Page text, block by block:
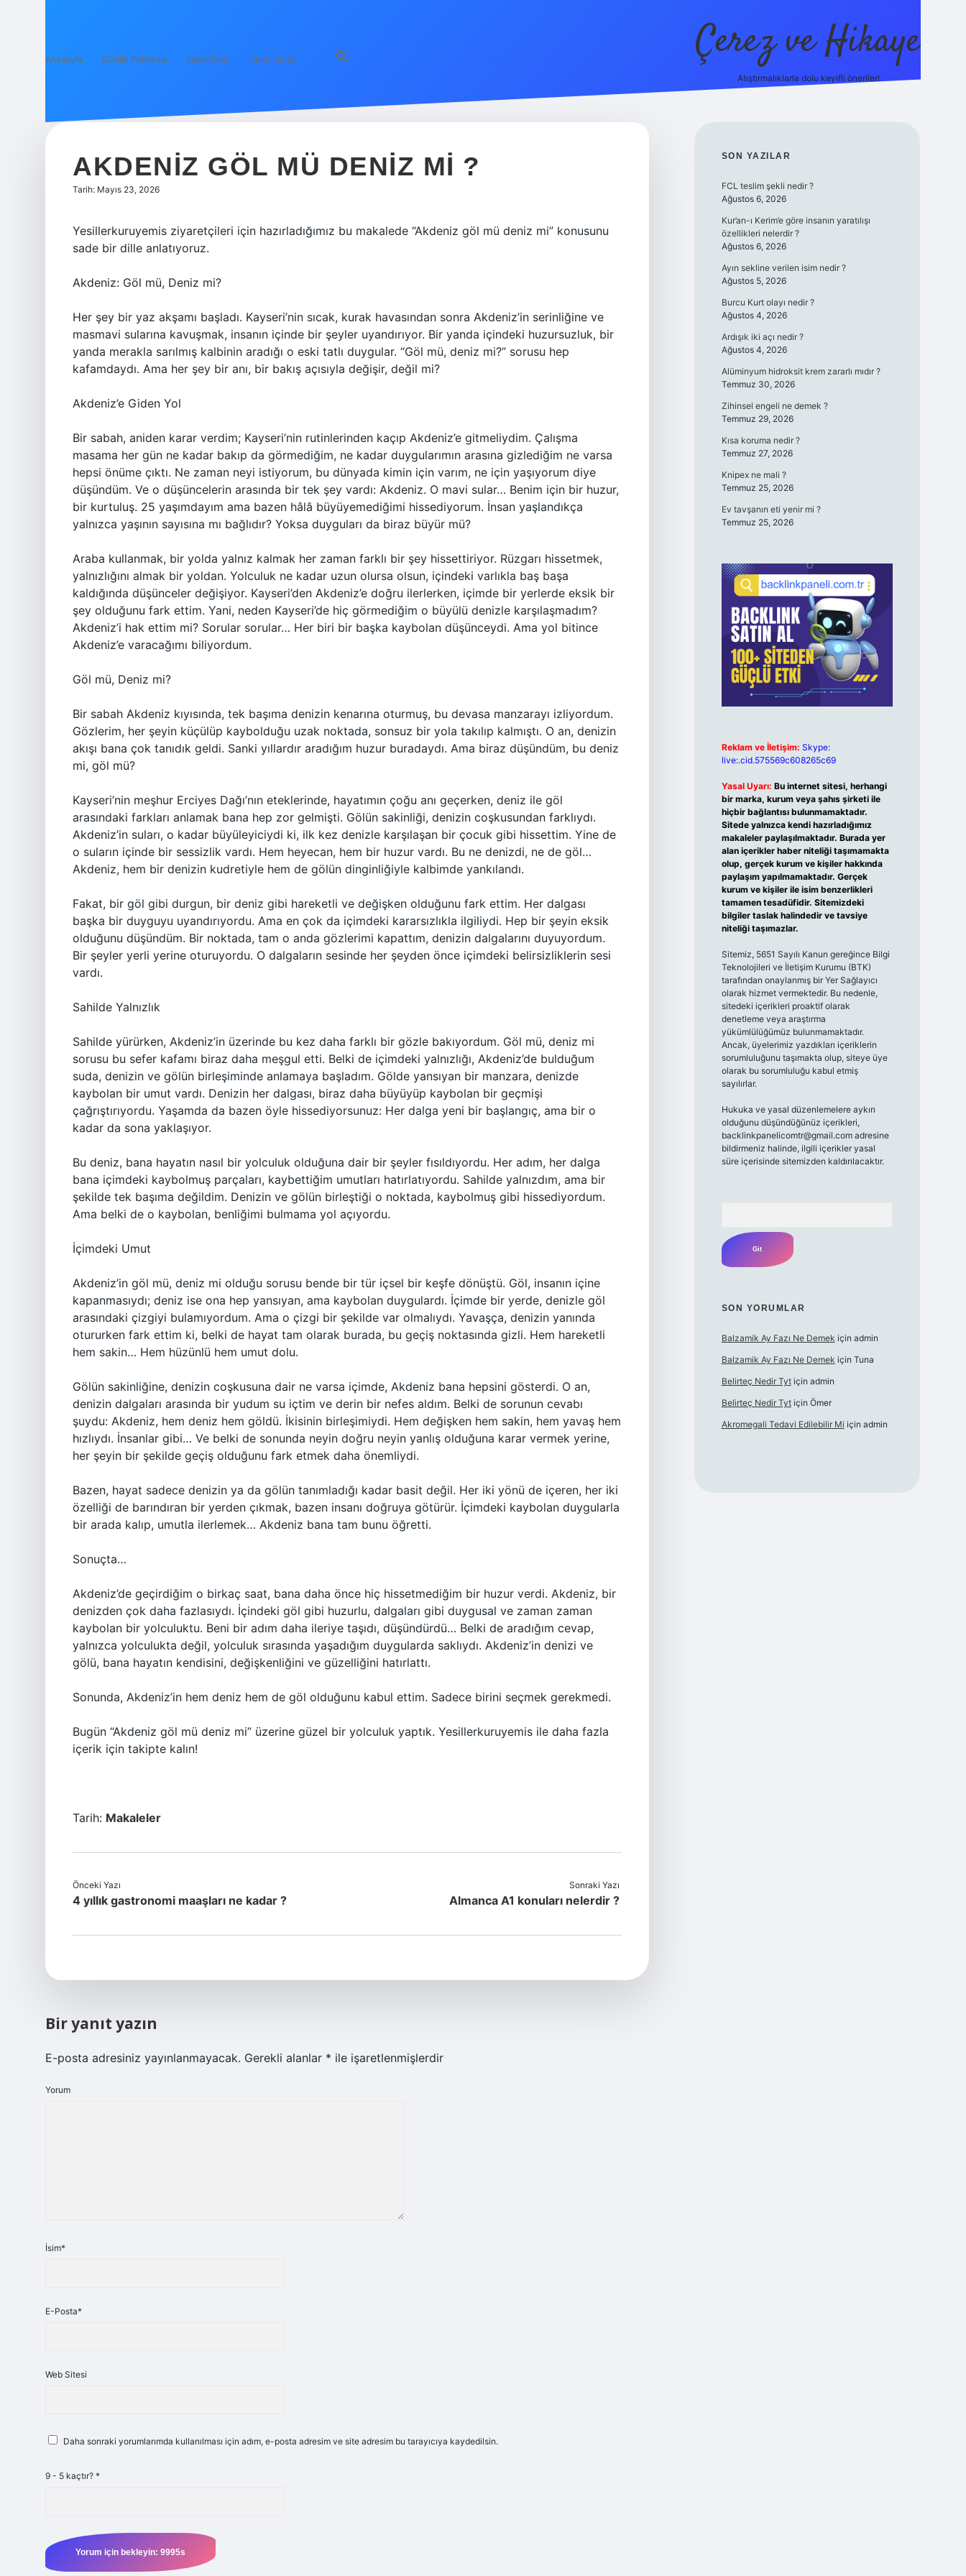
Anasayfa Gizlilik Politikası Yasal Uyarı Hakkımızda Çerez ve Hikaye
Atıştırmalıklarla dolu keyifli öneriler!
AKDENIZ GÖL MÜ DENIZ MI ?
Tarih: Mayıs 23, 2026
Yesillerkuruyemis ziyaretçileri için hazırladığımız bu makalede “Akdeniz göl mü deniz mi” konusunu
sade bir dille anlatıyoruz.
Akdeniz: Göl mü, Deniz mi?
Her şey bir yaz akşamı başladı. Kayseri’nin sıcak, kurak havasından sonra Akdeniz’in serinliğine ve
masmavi sularına kavuşmak, insanın içinde bir şeyler uyandırıyor. Bir yanda içindeki huzursuzluk, bir
yanda merakla sarılmış kalbinin aradığı o eski tatlı duygular. “Göl mü, deniz mi?” sorusu hep
kafamdaydı. Ama her şey bir anı, bir bakış açısıyla değişir, değil mi?
Akdeniz’e Giden Yol
Bir sabah, aniden karar verdim; Kayseri’nin rutinlerinden kaçıp Akdeniz’e gitmeliydim. Çalışma
masama her gün ne kadar bakıp da görmediğim, ne kadar duygularımın arasına gizlediğim ne varsa
hepsi önüme çıktı. Ne zaman neyi istiyorum, bu dünyada kimin için varım, ne için yaşıyorum diye
düşündüm. Ve o düşüncelerin arasında bir tek şey vardı: Akdeniz. O mavi sular… Benim için bir huzur,
bir kurtuluş. 25 yaşımdayım ama bazen hâlâ büyüyemediğimi hissediyorum. İnsan yaşlandıkça
yalnızca yaşının sayısına mı bağlıdır? Yoksa duyguları da biraz büyür mü?
Araba kullanmak, bir yolda yalnız kalmak her zaman farklı bir şey hissettiriyor. Rüzgarı hissetmek,
yalnızlığını almak bir yoldan. Yolculuk ne kadar uzun olursa olsun, içindeki varlıkla baş başa
kaldığında düşünceler değişiyor. Kayseri’den Akdeniz’e doğru ilerlerken, içimde bir yerlerde eksik bir
şey olduğunu fark ettim. Yani, neden Kayseri’de hiç görmediğim o büyülü denizle karşılaşmadım?
Akdeniz’i hak ettim mi? Sorular sorular… Her biri bir başka kaybolan düşünceydi. Ama yol bitince
Akdeniz’e varacağımı biliyordum.
Göl mü, Deniz mi?
Bir sabah Akdeniz kıyısında, tek başıma denizin kenarına oturmuş, bu devasa manzarayı izliyordum.
Gözlerim, her şeyin küçülüp kaybolduğu uzak noktada, sonsuz bir yola takılıp kalmıştı. O an, denizin
akışı bana çok tanıdık geldi. Sanki yıllardır aradığım huzur buradaydı. Ama biraz düşündüm, bu deniz
mi, göl mü?
Kayseri’nin meşhur Erciyes Dağı’nın eteklerinde, hayatımın çoğu anı geçerken, deniz ile göl
arasındaki farkları anlamak bana hep zor gelmişti. Gölün sakinliği, denizin coşkusundan farklıydı.
Akdeniz’in suları, o kadar büyüleyiciydi ki, ilk kez denizle karşılaşan bir çocuk gibi hissettim. Yine de
o suların içinde bir sessizlik vardı. Hem heyecan, hem bir huzur vardı. Bu ne denizdi, ne de göl…
Akdeniz, hem bir denizin kudretiyle hem de gölün dinginliğiyle kalbimde yankılandı.
Fakat, bir göl gibi durgun, bir deniz gibi hareketli ve değişken olduğunu fark ettim. Her dalgası
başka bir duyguyu uyandırıyordu. Ama en çok da içimdeki kararsızlıkla ilgiliydi. Hep bir şeyin eksik
olduğunu düşündüm. Bir noktada, tam o anda gözlerimi kapattım, denizin dalgalarını duyuyordum.
Bir şeyler yerli yerine oturuyordu. O dalgaların sesinde her şeyden önce içimdeki belirsizliklerin sesi
vardı.
Sahilde Yalnızlık
Sahilde yürürken, Akdeniz’in üzerinde bu kez daha farklı bir gözle bakıyordum. Göl mü, deniz mi
sorusu bu sefer kafamı biraz daha meşgul etti. Belki de içimdeki yalnızlığı, Akdeniz’de bulduğum
suda, denizin ve gölün birleşiminde anlamaya başladım. Gölde yansıyan bir manzara, denizde
kaybolan bir umut vardı. Denizin her dalgası, biraz daha büyüyüp kaybolan bir geçmişi
çağrıştırıyordu. Yaşamda da bazen öyle hissediyorsunuz: Her dalga yeni bir başlangıç, ama bir o
kadar da sona yaklaşıyor.
Bu deniz, bana hayatın nasıl bir yolculuk olduğuna dair bir şeyler fısıldıyordu. Her adım, her dalga
bana içimdeki kaybolmuş parçaları, kaybettiğim umutları hatırlatıyordu. Sahilde yalnızdım, ama bir
şekilde tek başıma değildim. Denizin ve gölün birleştiği o noktada, kaybolmuş gibi hissediyordum.
Ama belki de o kaybolan, benliğimi bulmama yol açıyordu.
İçimdeki Umut
Akdeniz’in göl mü, deniz mi olduğu sorusu bende bir tür içsel bir keşfe dönüştü. Göl, insanın içine
kapanmasıydı; deniz ise ona hep yansıyan, ama kaybolan duygulardı. İçimde bir yerde, denizle göl
arasındaki çizgiyi bulamıyordum. Ama o çizgi bir şekilde var olmalıydı. Yavaşça, denizin yanında
otururken fark ettim ki, belki de hayat tam olarak burada, bu geçiş noktasında gizli. Hem hareketli
hem sakin… Hem hüzünlü hem umut dolu.
Gölün sakinliğine, denizin coşkusuna dair ne varsa içimde, Akdeniz bana hepsini gösterdi. O an,
denizin dalgaları arasında bir yudum su içtim ve derin bir nefes aldım. Belki de sorunun cevabı
şuydu: Akdeniz, hem deniz hem göldü. İkisinin birleşimiydi. Hem değişken hem sakin, hem yavaş hem
hızlıydı. İnsanlar gibi… Ve belki de sonunda neyin doğru neyin yanlış olduğuna karar vermek yerine,
her şeyin bir şekilde geçiş olduğunu fark etmek daha önemliydi.
Bazen, hayat sadece denizin ya da gölün tanımladığı kadar basit değil. Her iki yönü de içeren, her iki
özelliği de barındıran bir yerden çıkmak, bazen insanı doğruya götürür. İçimdeki kaybolan duygularla
bir arada kalıp, umutla ilerlemek… Akdeniz bana tam bunu öğretti.
Sonuçta…
Akdeniz’de geçirdiğim o birkaç saat, bana daha önce hiç hissetmediğim bir huzur verdi. Akdeniz, bir
denizden çok daha fazlasıydı. İçindeki göl gibi huzurlu, dalgaları gibi duygusal ve zaman zaman
kaybolan bir yolculuktu. Beni bir adım daha ileriye taşıdı, düşündürdü… Belki de aradığım cevap,
yalnızca yolculukta değil, yolculuk sırasında yaşadığım duygularda saklıydı. Akdeniz’in denizi ve
gölü, bana hayatın kendisini, değişkenliğini ve güzelliğini hatırlattı.
Sonunda, Akdeniz’in hem deniz hem de göl olduğunu kabul ettim. Sadece birini seçmek gerekmedi.
Bugün “Akdeniz göl mü deniz mi” üzerine güzel bir yolculuk yaptık. Yesillerkuruyemis ile daha fazla
içerik için takipte kalın!
Tarih: Makaleler
Önceki Yazı
4 yıllık gastronomi maaşları ne kadar ?
Sonraki Yazı
Almanca A1 konuları nelerdir ?
Bir yanıt yazın
E-posta adresiniz yayınlanmayacak. Gerekli alanlar * ile işaretlenmişlerdir
Yorum
İsim*
E-Posta*
Web Sitesi
Daha sonraki yorumlarımda kullanılması için adım, e-posta adresim ve site adresim bu tarayıcıya kaydedilsin.
9 - 5 kaçtır? *
SIDEBAR
SON YAZILAR
FCL teslim şekli nedir ?
Ağustos 6, 2026
Kur’an-ı Kerim’e göre insanın yaratılışı
özellikleri nelerdir ?
Ağustos 6, 2026
Ayın sekline verilen isim nedir ?
Ağustos 5, 2026
Burcu Kurt olayı nedir ?
Ağustos 4, 2026
Ardışık iki açı nedir ?
Ağustos 4, 2026
Alüminyum hidroksit krem zararlı mıdır ?
Temmuz 30, 2026
Zihinsel engeli ne demek ?
Temmuz 29, 2026
Kısa koruma nedir ?
Temmuz 27, 2026
Knipex ne mali ?
Temmuz 25, 2026
Ev tavşanın eti yenir mi ?
Temmuz 25, 2026
Reklam ve İletişim: Skype:
live:.cid.575569c608265c69
Yasal Uyarı: Bu internet sitesi, herhangi
bir marka, kurum veya şahıs şirketi ile
hiçbir bağlantısı bulunmamaktadır.
Sitede yalnızca kendi hazırladığımız
makaleler paylaşılmaktadır. Burada yer
alan içerikler haber niteliği taşımamakta
olup, gerçek kurum ve kişiler hakkında
paylaşım yapılmamaktadır. Gerçek
kurum ve kişiler ile isim benzerlikleri
tamamen tesadüfidir. Sitemizdeki
bilgiler taslak halindedir ve tavsiye
niteliği taşımazlar.
Sitemiz, 5651 Sayılı Kanun gereğince Bilgi
Teknolojileri ve İletişim Kurumu (BTK)
tarafından onaylanmış bir Yer Sağlayıcı
olarak hizmet vermektedir. Bu nedenle,
sitedeki içerikleri proaktif olarak
denetleme veya araştırma
yükümlülüğümüz bulunmamaktadır.
Ancak, üyelerimiz yazdıkları içeriklerin
sorumluluğunu taşımakta olup, siteye üye
olarak bu sorumluluğu kabul etmiş
sayılırlar.
Hukuka ve yasal düzenlemelere aykırı
olduğunu düşündüğünüz içerikleri,
backlinkpanelicomtr@gmail.comadresine
bildirmeniz halinde, ilgili içerikler yasal
süre içerisinde sitemizden kaldırılacaktır.
SON YORUMLAR
Balzamik Ay Fazı Ne Demek için admin
Balzamik Ay Fazı Ne Demek için Tuna
Belirteç Nedir Tytiçin admin
Belirteç Nedir Tytiçin Ömer
Akromegali Tedavi Edilebilir Mi için admin